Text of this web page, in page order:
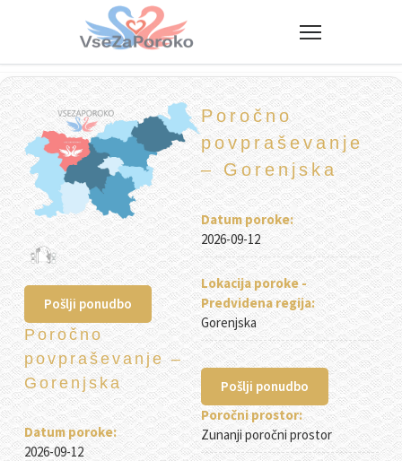
VseZaPoroko.net – Poročni
Pošlji ponudbo
Poročno
povpraševanje –
Gorenjska
Datum poroke:
2026-09-12
Poročno
povpraševanje
– Gorenjska
Datum poroke:
2026-09-12
Lokacija poroke -
Predvidena regija:
Gorenjska
Pošlji ponudbo
Poročni prostor:
Zunanji poročni prostor